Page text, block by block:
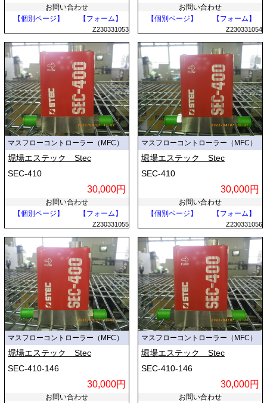
お問い合わせ
【個別ページ】
【フォーム】
Z230331053
お問い合わせ
【個別ページ】
【フォーム】
Z230331054
マスフローコントローラー（MFC）
堀場エステック Stec
SEC-410
30,000円
お問い合わせ
【個別ページ】
【フォーム】
Z230331055
マスフローコントローラー（MFC）
堀場エステック Stec
SEC-410
30,000円
お問い合わせ
【個別ページ】
【フォーム】
Z230331056
マスフローコントローラー（MFC）
堀場エステック Stec
SEC-410-146
30,000円
お問い合わせ
マスフローコントローラー（MFC）
堀場エステック Stec
SEC-410-146
30,000円
お問い合わせ